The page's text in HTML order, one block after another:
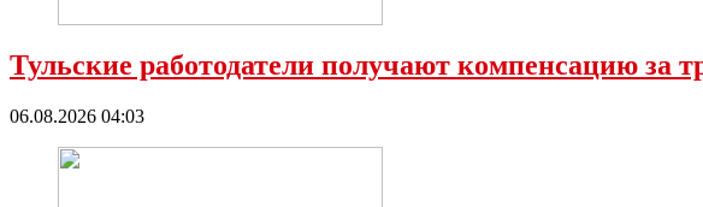
Тульские работодатели получают компенсацию за
06.08.2026 04:03